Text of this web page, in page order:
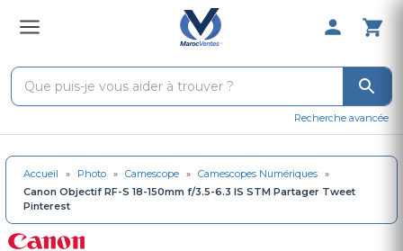
0 Produit
Recherche avancée
Accueil » Photo » Camescope » Camescopes Numériques »
Canon Objectif RF-S 18-150mm f/3.5-6.3 IS STM Partager Tweet
Pinterest